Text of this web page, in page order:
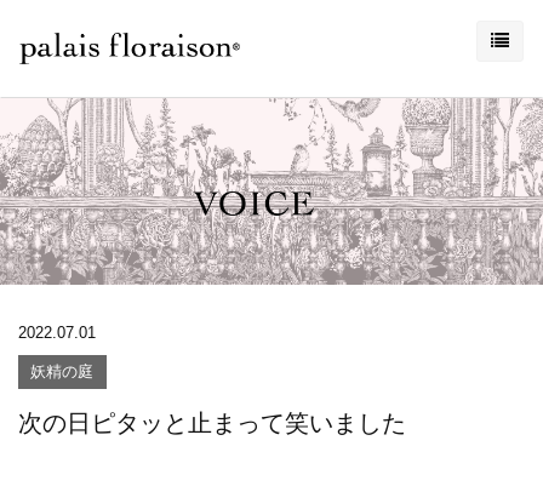
2022.07.01
妖精の庭
次の日ピタッと止まって笑いました